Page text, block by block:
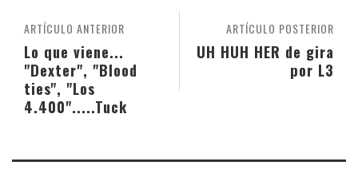
ARTÍCULO POSTERIOR
UH HUH HER de gira
por L3
ARTÍCULO ANTERIOR
Lo que viene...
"Dexter", "Blood
ties", "Los
4.400".....Tuck